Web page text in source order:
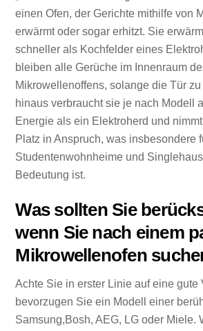
einen Ofen, der Gerichte mithilfe von
erwärmt oder sogar erhitzt. Sie
schneller als Kochfelder eines
bleiben alle Gerüche im Innenraum
Mikrowellenoffens, solange die Tür
hinaus verbraucht sie je nach Modell
Energie als ein Elektroherd und
Platz in Anspruch, was insbesondere
Studentenwohnheime und
Bedeutung ist.
Was sollten Sie
wenn Sie nach einem
Mikrowellenofen
Achte Sie in erster Linie auf eine gute
bevorzugen Sie ein Modell einer
Samsung,Bosh, AEG, LG oder Miele.